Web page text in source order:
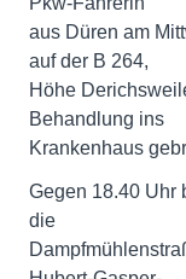
aus Düren am
auf der B 264,
Höhe
Behandlung ins
Krankenhaus
Gegen 18.40 Uhr
die